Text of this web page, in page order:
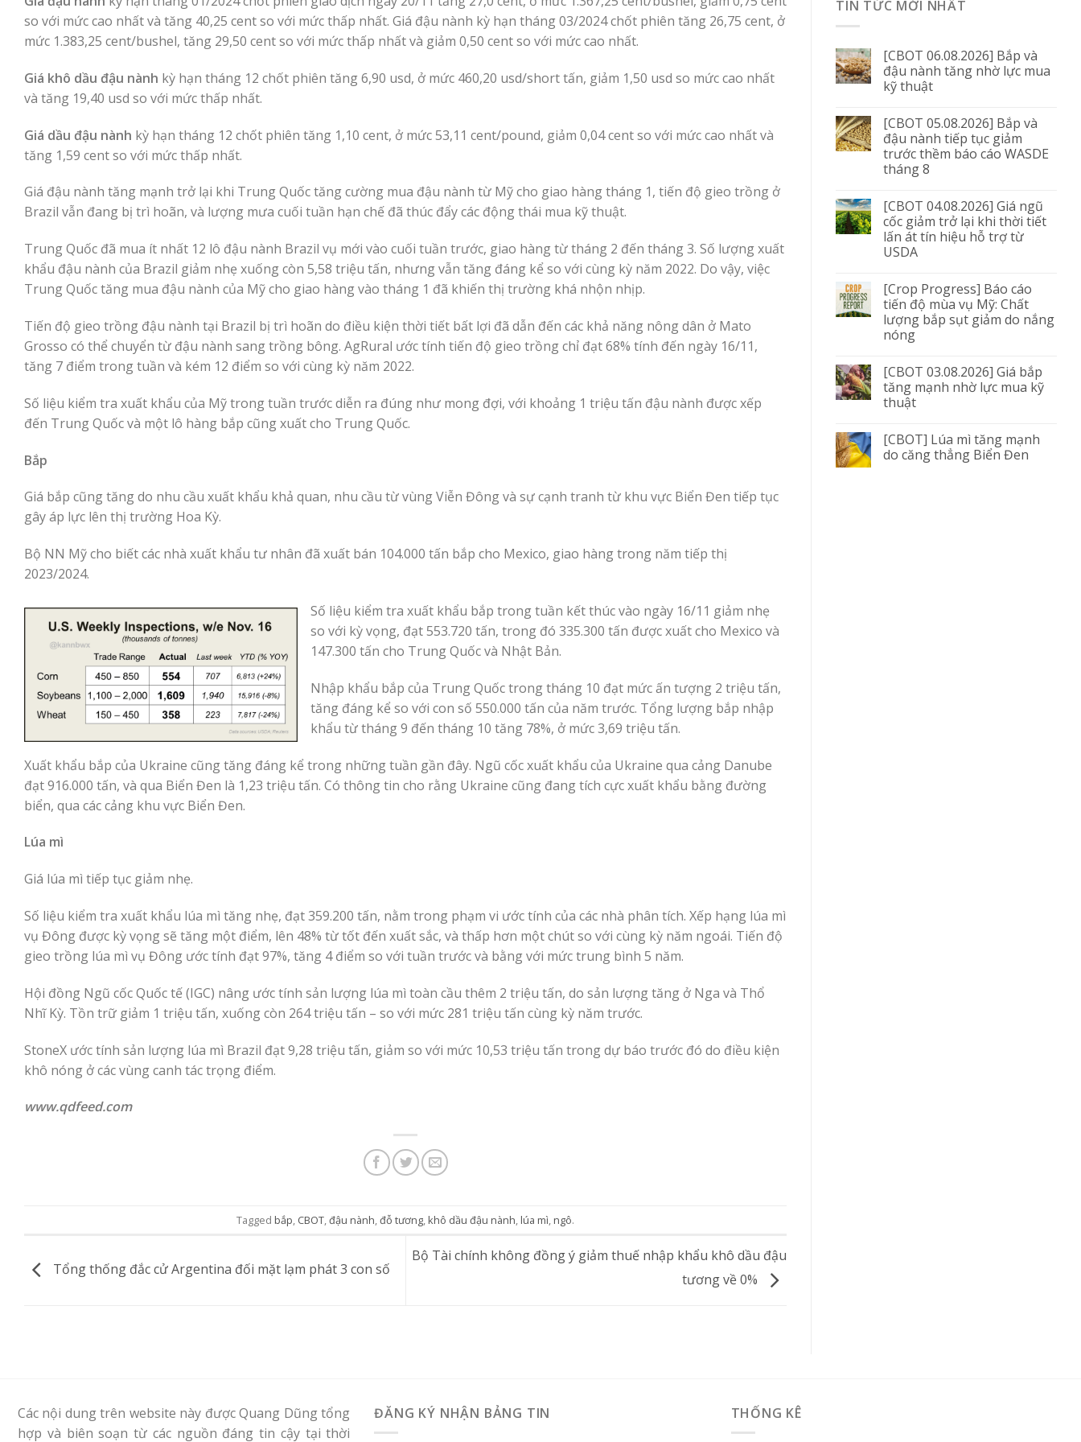
so với mức cao nhất và tăng 40,25 cent so với mức thấp nhất. Giá đậu nành kỳ hạn tháng 03/2024 chốt phiên tăng 26,75 cent, ở
mức 1.383,25 cent/bushel, tăng 29,50 cent so với mức thấp nhất và giảm 0,50 cent so với mức cao nhất.
Giá khô dầu đậu nành kỳ hạn tháng 12 chốt phiên tăng 6,90 usd, ở mức 460,20 usd/short tấn, giảm 1,50 usd so mức cao nhất
và tăng 19,40 usd so với mức thấp nhất.
Giá dầu đậu nành kỳ hạn tháng 12 chốt phiên tăng 1,10 cent, ở mức 53,11 cent/pound, giảm 0,04 cent so với mức cao nhất và
tăng 1,59 cent so với mức thấp nhất.
Giá đậu nành tăng mạnh trở lại khi Trung Quốc tăng cường mua đậu nành từ Mỹ cho giao hàng tháng 1, tiến độ gieo trồng ở
Brazil vẫn đang bị trì hoãn, và lượng mưa cuối tuần hạn chế đã thúc đẩy các động thái mua kỹ thuật.
Trung Quốc đã mua ít nhất 12 lô đậu nành Brazil vụ mới vào cuối tuần trước, giao hàng từ tháng 2 đến tháng 3. Số lượng xuất
khẩu đậu nành của Brazil giảm nhẹ xuống còn 5,58 triệu tấn, nhưng vẫn tăng đáng kể so với cùng kỳ năm 2022. Do vậy, việc
Trung Quốc tăng mua đậu nành của Mỹ cho ​​giao hàng vào tháng 1 đã khiến thị trường khá nhộn nhịp.
Tiến độ gieo trồng đậu nành tại Brazil bị trì hoãn do điều kiện thời tiết bất lợi đã dẫn đến các khả năng nông dân ở Mato
Grosso có thể chuyển từ đậu nành sang trồng bông. AgRural ước tính tiến độ gieo trồng chỉ đạt 68% tính đến ngày 16/11,
tăng 7 điểm trong tuần và kém 12 điểm so với cùng kỳ năm 2022.
Số liệu kiểm tra xuất khẩu của Mỹ trong tuần trước diễn ra đúng như mong đợi, với khoảng 1 triệu tấn đậu nành được xếp
đến Trung Quốc và một lô hàng bắp cũng xuất cho Trung Quốc.
Bắp
Giá bắp cũng tăng do nhu cầu xuất khẩu khả quan, nhu cầu từ vùng Viễn Đông và sự cạnh tranh từ khu vực Biển Đen tiếp tục
gây áp lực lên thị trường Hoa Kỳ.
Bộ NN Mỹ cho biết các nhà xuất khẩu tư nhân đã xuất bán 104.000 tấn bắp cho Mexico, giao hàng trong năm tiếp thị
2023/2024.
Số liệu kiểm tra xuất khẩu bắp trong tuần kết thúc vào ngày 16/11 giảm nhẹ
so với kỳ vọng, đạt 553.720 tấn, trong đó 335.300 tấn được xuất cho Mexico và
147.300 tấn cho Trung Quốc và Nhật Bản.
Nhập khẩu bắp của Trung Quốc trong tháng 10 đạt mức ấn tượng 2 triệu tấn,
tăng đáng kể so với con số 550.000 tấn của năm trước. Tổng lượng bắp nhập
khẩu từ tháng 9 đến tháng 10 tăng 78%, ở mức 3,69 triệu tấn.
Xuất khẩu bắp của Ukraine cũng tăng đáng kể trong những tuần gần đây. Ngũ cốc xuất khẩu của Ukraine qua cảng Danube
đạt 916.000 tấn, và qua Biển Đen là 1,23 triệu tấn. Có thông tin cho rằng Ukraine cũng đang tích cực xuất khẩu bằng đường
biển, qua các cảng khu vực Biển Đen.
Lúa mì
Giá lúa mì tiếp tục giảm nhẹ.
Số liệu kiểm tra xuất khẩu lúa mì tăng nhẹ, đạt 359.200 tấn, nằm trong phạm vi ước tính của các nhà phân tích. Xếp hạng lúa mì
vụ Đông được kỳ vọng ​​sẽ tăng một điểm, lên 48% từ tốt đến xuất sắc, và thấp hơn một chút so với cùng kỳ năm ngoái. Tiến độ
gieo trồng lúa mì vụ Đông ước tính đạt 97%, tăng 4 điểm so với tuần trước và bằng với mức trung bình 5 năm.
Hội đồng Ngũ cốc Quốc tế (IGC) nâng ước tính sản lượng lúa mì toàn cầu thêm 2 triệu tấn, do sản lượng tăng ở Nga và Thổ
Nhĩ Kỳ. Tồn trữ giảm 1 triệu tấn, xuống còn 264 triệu tấn – so với mức 281 triệu tấn cùng kỳ năm trước.
StoneX ước tính sản lượng lúa mì Brazil đạt 9,28 triệu tấn, giảm so với mức 10,53 triệu tấn trong dự báo trước đó do điều kiện
khô nóng ở các vùng canh tác trọng điểm.
www.qdfeed.com
Tagged bắp, CBOT,đậu nành,đỗ tương, khô dầu đậu nành, lúa mì, ngô.
Tổng thống đắc cử Argentina đối mặt lạm phát 3 con số
Bộ Tài chính không đồng ý giảm thuế nhập khẩu khô dầu đậu
tương về 0%
TIN TỨC MỚI NHẤT
[CBOT 06.08.2026] Bắp và
đậu nành tăng nhờ lực mua
kỹ thuật
[CBOT 05.08.2026] Bắp và
đậu nành tiếp tục giảm
trước thềm báo cáo WASDE
tháng 8
[CBOT 04.08.2026] Giá ngũ
cốc giảm trở lại khi thời tiết
lấn át tín hiệu hỗ trợ từ
USDA
[Crop Progress] Báo cáo
tiến độ mùa vụ Mỹ: Chất
lượng bắp sụt giảm do nắng
nóng
[CBOT 03.08.2026] Giá bắp
tăng mạnh nhờ lực mua kỹ
thuật
[CBOT] Lúa mì tăng mạnh
do căng thẳng Biển Đen
Các nội dung trên website này được Quang Dũng tổng
hợp và biên soạn từ các nguồn đáng tin cậy tại thời
ĐĂNG KÝ NHẬN BẢNG TIN THỐNG KÊ